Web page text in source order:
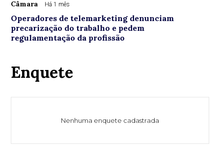
Câmara Há 1 mês
Operadores de telemarketing denunciam
precarização do trabalho e pedem
regulamentação da profissão
Enquete
Nenhuma enquete cadastrada